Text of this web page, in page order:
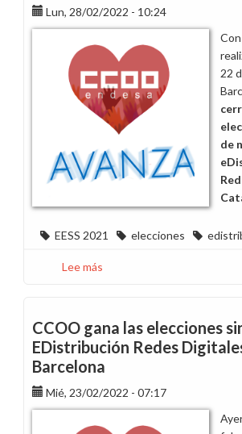
en
el
edificio
Woermann
Lun, 28/02/2022 - 10:24
22
de
EESS 2021 elecciones
Lee más
fuerza
sindical
en
eDistribución
Redes
Digitales
en
CCOO gana las elecciones
EDistribución Redes
Barcelona
Mié, 23/02/2022 - 07:17